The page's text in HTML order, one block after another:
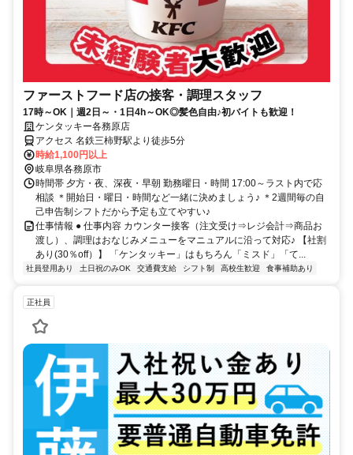
ファーストフード店の接客・調理スタッフ
17時～OK｜週2日～・1日4h～OK◎髪色自由♪初バイトも歓迎！
ケンタッキー各務原店
アクセス 名鉄三柿野駅より徒歩5分
時給1,100円以上
岐阜県各務原市
時間帯 夕方・夜、深夜・早朝 勤務曜日・時間 17:00～ラスト内で応
相談 ＊開始日・曜日・時間など一緒に決めましょう♪ ＊2週間毎の自
己申告制シフトだから予定も立てやすい♪
仕事情報 ● 仕事内容 カウンター接客（注文受け⇒レジ会計⇒商品お
渡し）、調理はおなじみメニューをマニュアルに沿って対応♪ 【社割
あり(30％off）】 「ケンタッキー」はもちろん「ミスド」「て...
社員登用あり 土日祝のみOK 交通費支給 シフト制 高校生歓迎 食事補助あり
正社員